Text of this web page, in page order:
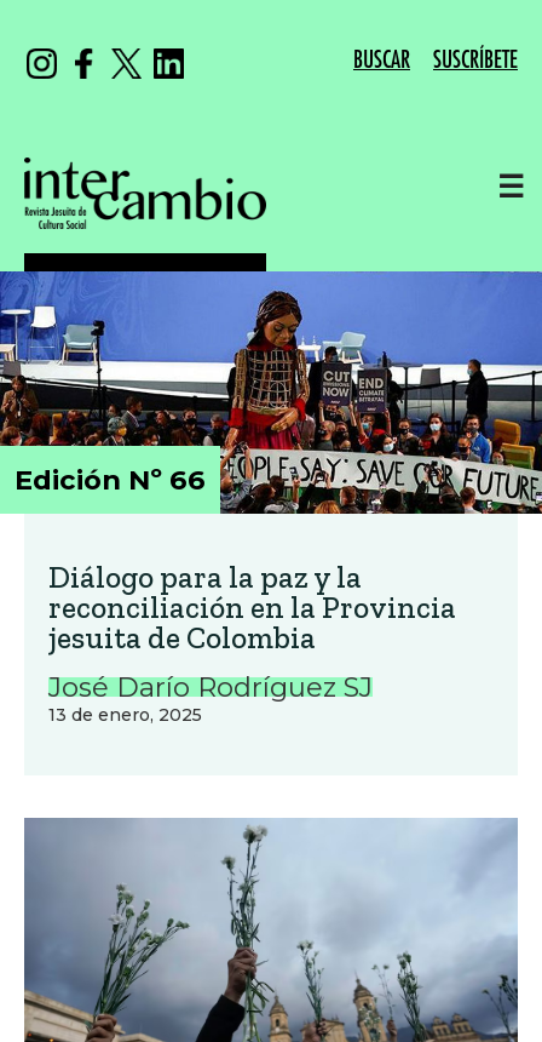
BUSCAR SUSCRÍBETE
☰
Edición Nº 66
Diálogo para la paz y la
reconciliación en la Provincia
jesuita de Colombia
José Darío Rodríguez SJ
13 de enero, 2025